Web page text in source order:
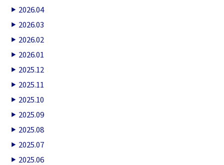
2026.04
2026.03
2026.02
2026.01
2025.12
2025.11
2025.10
2025.09
2025.08
2025.07
2025.06